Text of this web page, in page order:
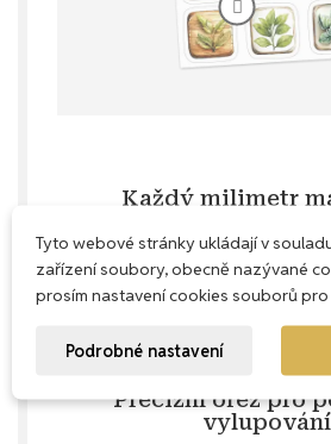
Každý milimetr
Naše aršíky navrhujeme s
praktičnost – snažíme se
místečko, abys u nás
prázdný papír, ale dostala
Precizní ořez pro
vylupování
Tyto webové stránky ukládají v
zařízení soubory, obecně nazývané
prosím nastavení cookies souborů
Podrobné nastavení